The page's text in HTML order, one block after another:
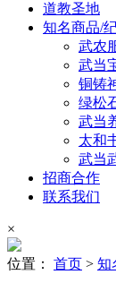
道教圣地
知名商品/
武农
武当
铜铸
绿松
武当
太和
武当
招商合作
联系我们
×
位置： 首页 > 知